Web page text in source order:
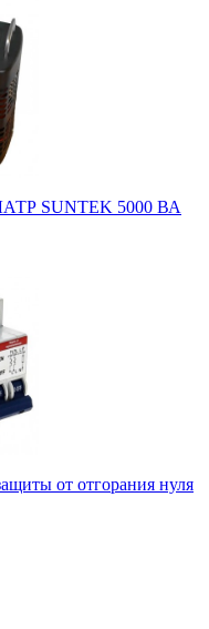
SUNTEK 5000 ВА
от отгорания нуля